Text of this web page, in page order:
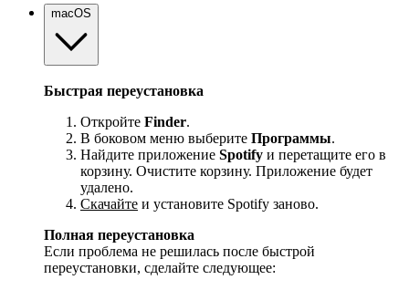
macOS
Быстрая переустановка
Откройте Finder.
В боковом меню выберите Программы.
Найдите приложение Spotify и перетащите его в
корзину. Очистите корзину. Приложение будет
удалено.
Скачайте и установите Spotify заново.
Полная переустановка
Если проблема не решилась после быстрой
переустановки, сделайте следующее: